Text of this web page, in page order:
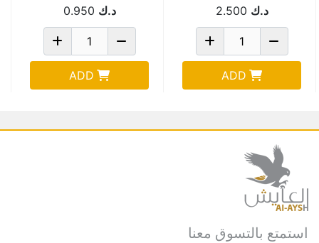
د.ك 2.500
ADD
د.ك 0.950
ADD
استمتع بالتسوق معنا